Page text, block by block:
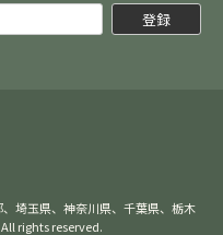
登録
埼玉県、神奈川県、千葉県、栃木
rights reserved.